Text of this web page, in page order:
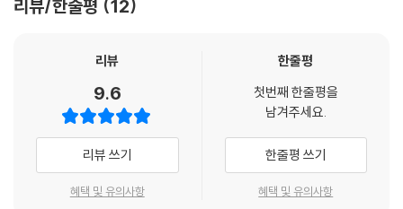
--- pp.26-27
집단이 함께 거인을 상상해야만 거인은 비로소 발을 들어 대지를 내디딜
수 있다. 따라서 인류가 거인족이 이미 멸했다고 믿고, 대다수 사람이 더는
거인의 이야기를 입에 올리지 않자 거인도 생명력을 잃었다.
그래서 거인이 인간에게 들키지 않으려고 이곳에 누워 몸을 숨기는 것인
지, 아니면 인간들이 더는 그에게 관심을 갖지 않아서 이곳에 누워 있을 수
밖에 없게 된 것인지, 거인 자신도 알지 못했다. 그가 유일하게 아는 건 자
신이 이미 매우 쇠약해졌으며 어쩌면, 어쩌면 당장 내일이라도 더는 존재
완 식민 통치 시기 강제로 이주해온 원주민들의 터전이자, 시멘트 공장 설
한 계기로 이곳에서 만난 소년과 소녀의 순도 높은 구원 서사에서 출발해,
존재의 이야기를 교차하며 서정적이면서도 신비로운 분위기를 자아낸다.
“내가 너의 이름이 들리는 쪽으로 갈게
너는 내 이름이 들리는 쪽으로 가”
리뷰/한줄평 12
리뷰
9.6
리뷰 쓰기
혜택 및 유의사항
한줄평
첫번째 한줄평을
남겨주세요.
한줄평 쓰기
혜택 및 유의사항